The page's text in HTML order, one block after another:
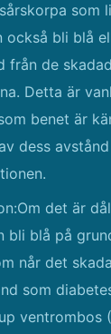
som
också bli blå
från de
Detta är
benet är
dess
det är
bli blå på
når det
som
ventrombos